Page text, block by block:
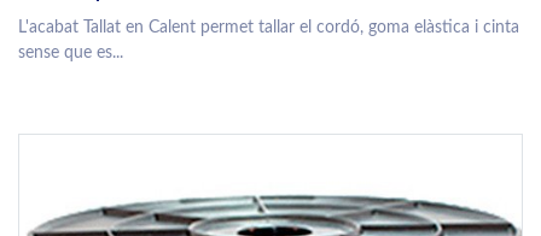
L'acabat Tallat en Calent permet tallar el cordó, goma elàstica i cinta
sense que es...